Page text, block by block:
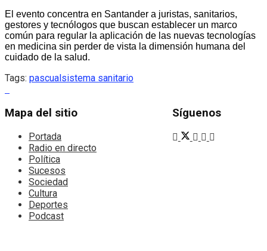
El evento concentra en Santander a juristas, sanitarios,
gestores y tecnólogos que buscan establecer un marco
común para regular la aplicación de las nuevas tecnologías
en medicina sin perder de vista la dimensión humana del
cuidado de la salud.
Tags: pascual sistema sanitario
Mapa del sitio
Portada
Radio en directo
Política
Sucesos
Sociedad
Cultura
Deportes
Podcast
Síguenos